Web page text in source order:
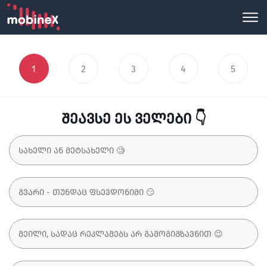
1 2 3 4 5
შეავსე ეს ველები 👇